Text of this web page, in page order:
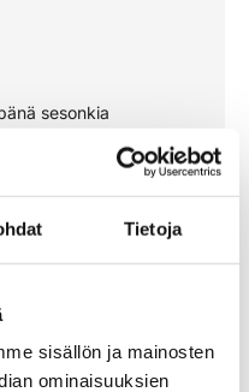
Tietoja
sisällön ja mainosten
ominaisuuksien
sesonkia